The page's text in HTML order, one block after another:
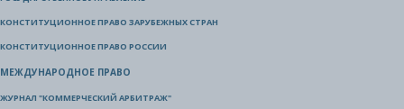
КОНСТИТУЦИОННОЕ ПРАВО ЗАРУБЕЖНЫХ СТРАН
КОНСТИТУЦИОННОЕ ПРАВО РОССИИ
МЕЖДУНАРОДНОЕ ПРАВО
ЖУРНАЛ "КОММЕРЧЕСКИЙ АРБИТРАЖ"